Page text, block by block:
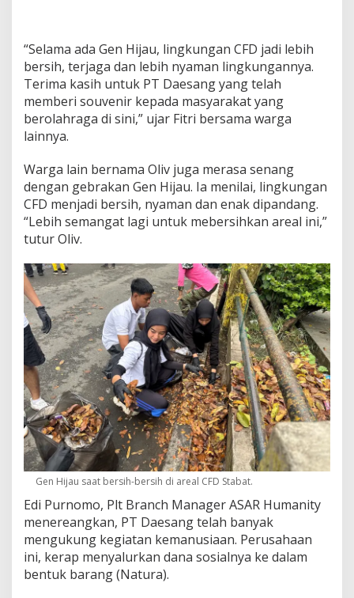
“Selama ada Gen Hijau, lingkungan CFD jadi lebih
bersih, terjaga dan lebih nyaman lingkungannya.
Terima kasih untuk PT Daesang yang telah
memberi souvenir kepada masyarakat yang
berolahraga di sini,” ujar Fitri bersama warga
lainnya.
Warga lain bernama Oliv juga merasa senang
dengan gebrakan Gen Hijau. Ia menilai, lingkungan
CFD menjadi bersih, nyaman dan enak dipandang.
“Lebih semangat lagi untuk mebersihkan areal ini,”
tutur Oliv.
Gen Hijau saat bersih-bersih di areal CFD Stabat.
Edi Purnomo, Plt Branch Manager ASAR Humanity
menereangkan, PT Daesang telah banyak
mengukung kegiatan kemanusiaan. Perusahaan
ini, kerap menyalurkan dana sosialnya ke dalam
bentuk barang (Natura).